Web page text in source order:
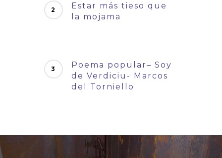
Estar más tieso que
la mojama
Poema popular– Soy
de Verdiciu- Marcos
del Torniello